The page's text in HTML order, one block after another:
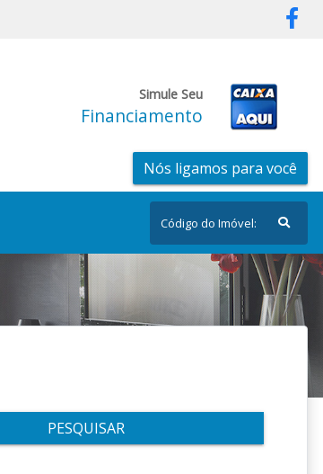
Simule Seu
Financiamento
Nós ligamos para você
PESQUISAR